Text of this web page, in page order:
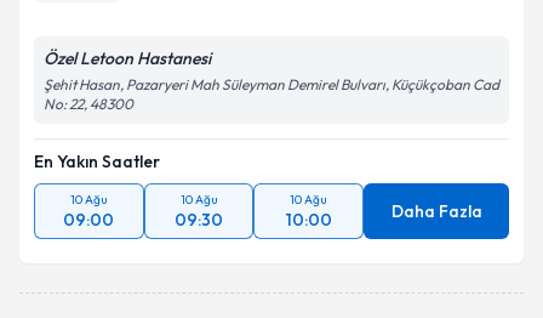
Özel Letoon Hastanesi
Şehit Hasan, Pazaryeri Mah Süleyman Demirel Bulvarı, Küçükçoban Cad
No: 22, 48300
En Yakın Saatler
10 Ağu
09:00
10 Ağu
09:30
10 Ağu
10:00 Daha Fazla